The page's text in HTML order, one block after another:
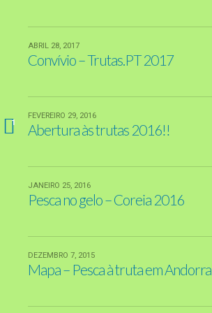
ABRIL 28, 2017
Convívio – Trutas.PT 2017
1
FEVEREIRO 29, 2016
Abertura às trutas 2016!!
JANEIRO 25, 2016
Pesca no gelo – Coreia 2016
DEZEMBRO 7, 2015
Mapa – Pesca à truta em Andorra